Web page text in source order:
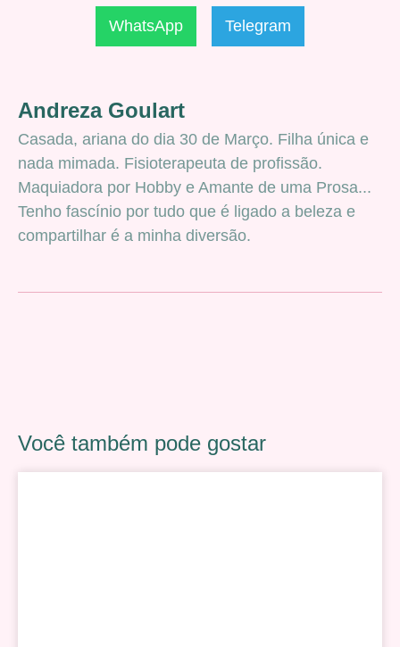
WhatsApp Telegram
Andreza Goulart
Casada, ariana do dia 30 de Março. Filha única e
nada mimada. Fisioterapeuta de profissão.
Maquiadora por Hobby e Amante de uma Prosa...
Tenho fascínio por tudo que é ligado a beleza e
compartilhar é a minha diversão.
Você também pode gostar